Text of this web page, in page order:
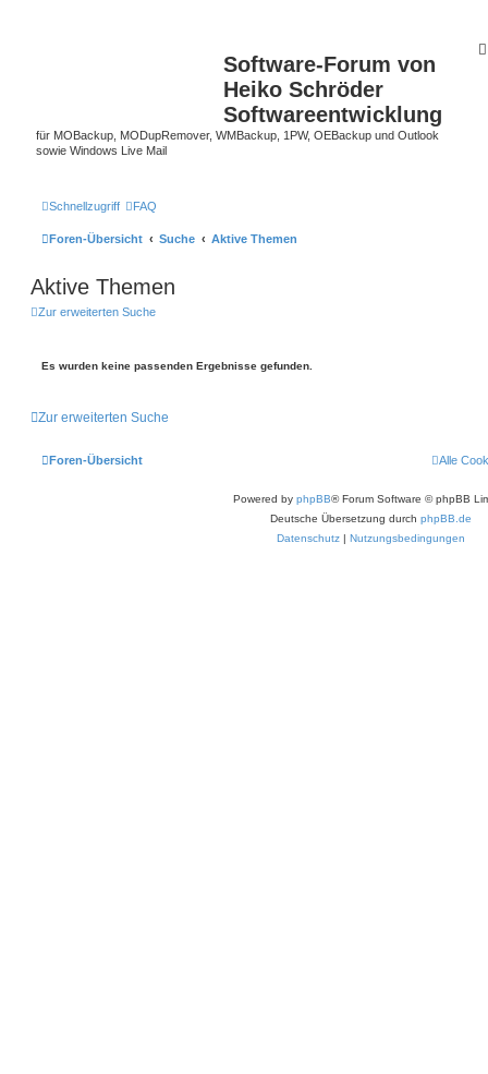
Software-Forum von
Heiko Schröder
Softwareentwicklung
für MOBackup, MODupRemover, WMBackup, 1PW, OEBackup und Outlook
sowie Windows Live Mail
Schnellzugriff FAQ
Foren-Übersicht Suche Aktive Themen
Aktive Themen
Zur erweiterten Suche
Es wurden keine passenden Ergebnisse gefunden.
Zur erweiterten Suche
Foren-Übersicht Alle
Powered by phpBB® Forum Software © phpBB
Deutsche Übersetzung durch phpBB.de
Datenschutz | Nutzungsbedingungen